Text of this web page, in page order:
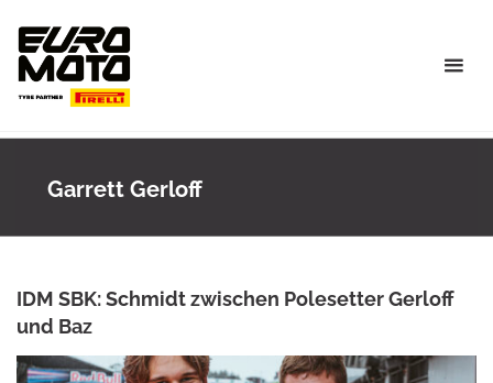
content
Garrett Gerloff
IDM SBK: Schmidt zwischen Polesetter Gerloff
und Baz